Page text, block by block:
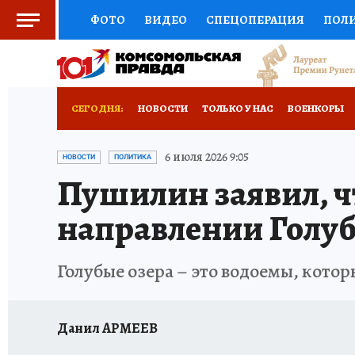
ФОТО ВИДЕО СПЕЦОПЕРАЦИЯ
СОЦПОДДЕРЖКА НАУКА СПОРТ
ВСЕ О КП РАДИО КП
СЕГОДНЯ: НОВОСТИ ТОЛЬКО У НАС ВОЕНКОРЫ
НОВОРОССИЯ АФИША
НОВОСТИ ПОЛИТИКА 6 июля 2026 9:05
Пушилин заявил,
направлении
Голубые озера – это водоемы,
Данил АРМЕЕВ